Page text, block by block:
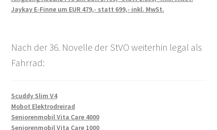
Jaykay E-Finne um EUR 479,- statt 699,- inkl. MwSt.
Nach der 36. Novelle der StVO weiterhin legal als
Fahrrad:
Scuddy Slim V4
Mobot Elektrodreirad
Seniorenmobil Vita Care 4000
Seniorenmobil Vita Care 1000